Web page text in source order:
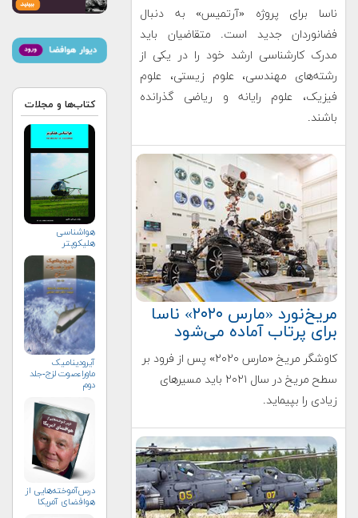
ناسا برای پروژه «آرتمیس» به دنبال
فضانوردان جدید است. متقاضیان باید
مدرک کارشناسی ارشد خود را در یکی از
رشته‌های مهندسی، علوم زیستی، علوم
فیزیک، علوم رایانه و ریاضی گذرانده
باشند.
مریخ‌نورد «مارس ۲۰۲۰» ناسا
برای پرتاب آماده می‌شود
کاوشگر مریخ «مارس ۲۰۲۰» پس از فرود بر
سطح مریخ در سال ۲۰۲۱ باید مسیرهای
زیادی را بپیماید.
کتاب‌ها و مجلات
هواشناسی
هلیكوپتر
آیرودینامیک
ماوراءصوت لزج-جلد
دوم
درس‌آموخته‌هایی از
هوافضای آمریکا